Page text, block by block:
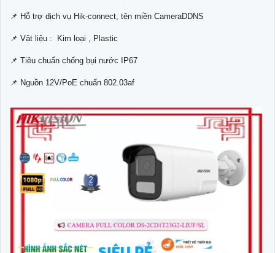
📌 Hỗ trợ dịch vụ Hik-connect, tên miền CameraDDNS
📌 Vật liệu : Kim loại , Plastic
📌 Tiêu chuẩn chống bụi nước IP67
📌 Nguồn 12V/PoE chuẩn 802.03af